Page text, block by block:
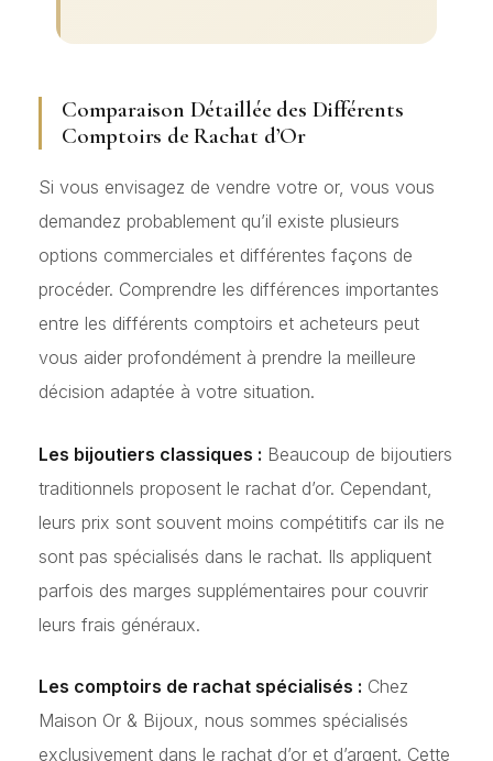
Comparaison Détaillée des Différents
Comptoirs de Rachat d’Or
Si vous envisagez de vendre votre or, vous vous
demandez probablement qu’il existe plusieurs
options commerciales et différentes façons de
procéder. Comprendre les différences importantes
entre les différents comptoirs et acheteurs peut
vous aider profondément à prendre la meilleure
décision adaptée à votre situation.
Les bijoutiers classiques : Beaucoup de bijoutiers
traditionnels proposent le rachat d’or. Cependant,
leurs prix sont souvent moins compétitifs car ils ne
sont pas spécialisés dans le rachat. Ils appliquent
parfois des marges supplémentaires pour couvrir
leurs frais généraux.
Les comptoirs de rachat spécialisés : Chez
Maison Or & Bijoux, nous sommes spécialisés
exclusivement dans le rachat d’or et d’argent. Cette